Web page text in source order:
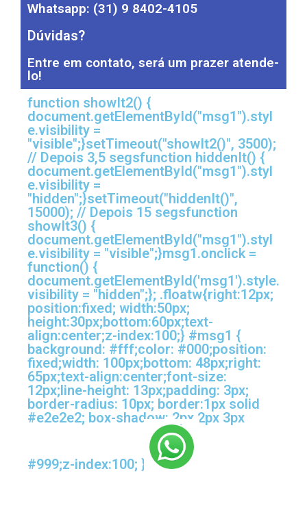
Whatsapp: (31) 9 8402-4105
Dúvidas?
Entre em contato, será um prazer atende-
lo!
function showIt2() {
document.getElementById("msg1").styl
e.visibility =
"visible";}setTimeout("showIt2()", 3500);
// Depois 3,5 segsfunction hiddenIt() {
document.getElementById("msg1").styl
e.visibility =
"hidden";}setTimeout("hiddenIt()",
15000); // Depois 15 segsfunction
showIt3() {
document.getElementById("msg1").styl
e.visibility = "visible";}msg1.onclick =
function() {
document.getElementById('msg1').style.
visibility = "hidden";}; .floatw{right:12px;
position:fixed; width:50px;
height:30px;bottom:60px;text-
align:center;z-index:100;} #msg1 {
background: #fff;color: #000;position:
fixed;width: 100px;bottom: 48px;right:
65px;text-align:center;font-size:
12px;line-height: 13px;padding: 3px;
border-radius: 10px; border:1px solid
#e2e2e2; box-shadow: 2px 2px 3px
#999;z-index:100; }